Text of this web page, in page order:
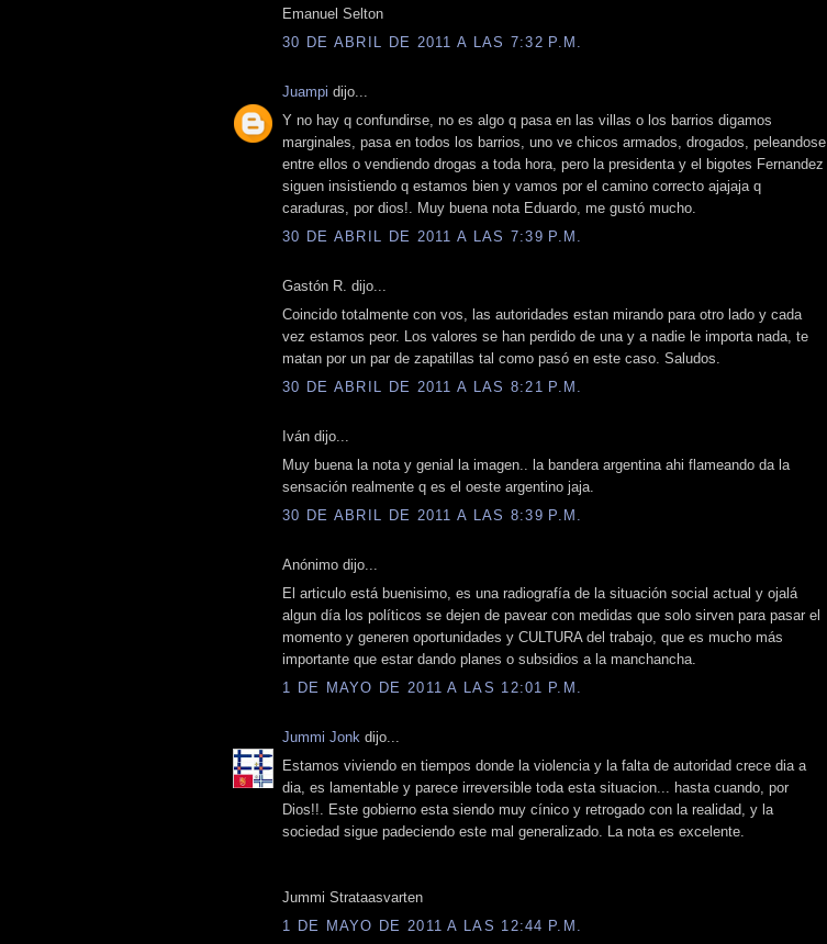
Emanuel Selton
30 DE ABRIL DE 2011 A LAS 7:32 P.M.
Juampi dijo...
Y no hay q confundirse, no es algo q pasa en las villas o los barrios digamos
marginales, pasa en todos los barrios, uno ve chicos armados, drogados, peleandose
entre ellos o vendiendo drogas a toda hora, pero la presidenta y el bigotes Fernandez
siguen insistiendo q estamos bien y vamos por el camino correcto ajajaja q
caraduras, por dios!. Muy buena nota Eduardo, me gustó mucho.
30 DE ABRIL DE 2011 A LAS 7:39 P.M.
Gastón R. dijo...
Coincido totalmente con vos, las autoridades estan mirando para otro lado y cada
vez estamos peor. Los valores se han perdido de una y a nadie le importa nada, te
matan por un par de zapatillas tal como pasó en este caso. Saludos.
30 DE ABRIL DE 2011 A LAS 8:21 P.M.
Iván dijo...
Muy buena la nota y genial la imagen.. la bandera argentina ahi flameando da la
sensación realmente q es el oeste argentino jaja.
30 DE ABRIL DE 2011 A LAS 8:39 P.M.
Anónimo dijo...
El articulo está buenisimo, es una radiografía de la situación social actual y ojalá
algun día los políticos se dejen de pavear con medidas que solo sirven para pasar el
momento y generen oportunidades y CULTURA del trabajo, que es mucho más
importante que estar dando planes o subsidios a la manchancha.
1 DE MAYO DE 2011 A LAS 12:01 P.M.
Jummi Jonk dijo...
Estamos viviendo en tiempos donde la violencia y la falta de autoridad crece dia a
dia, es lamentable y parece irreversible toda esta situacion... hasta cuando, por
Dios!!. Este gobierno esta siendo muy cínico y retrogado con la realidad, y la
sociedad sigue padeciendo este mal generalizado. La nota es excelente.
Jummi Strataasvarten
1 DE MAYO DE 2011 A LAS 12:44 P.M.